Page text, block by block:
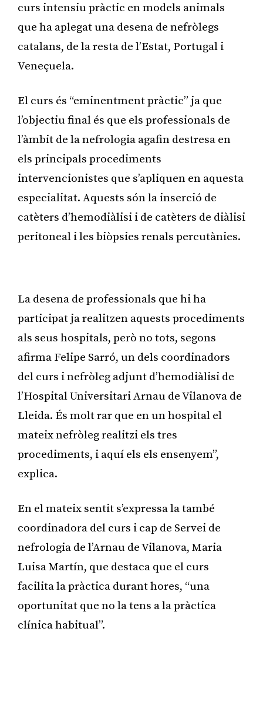
curs intensiu pràctic en models animals
que ha aplegat una desena de nefròlegs
catalans, de la resta de l’Estat, Portugal i
Veneçuela.
El curs és “eminentment pràctic” ja que
l’objectiu final és que els professionals de
l’àmbit de la nefrologia agafin destresa en
els principals procediments
intervencionistes que s’apliquen en aquesta
especialitat. Aquests són la inserció de
catèters d’hemodiàlisi i de catèters de diàlisi
peritoneal i les biòpsies renals percutànies.
La desena de professionals que hi ha
participat ja realitzen aquests procediments
als seus hospitals, però no tots, segons
afirma Felipe Sarró, un dels coordinadors
del curs i nefròleg adjunt d’hemodiàlisi de
l’Hospital Universitari Arnau de Vilanova de
Lleida. És molt rar que en un hospital el
mateix nefròleg realitzi els tres
procediments, i aquí els els ensenyem”,
explica.
En el mateix sentit s’expressa la també
coordinadora del curs i cap de Servei de
nefrologia de l’Arnau de Vilanova, Maria
Luisa Martín, que destaca que el curs
facilita la pràctica durant hores, “una
oportunitat que no la tens a la pràctica
clínica habitual”.